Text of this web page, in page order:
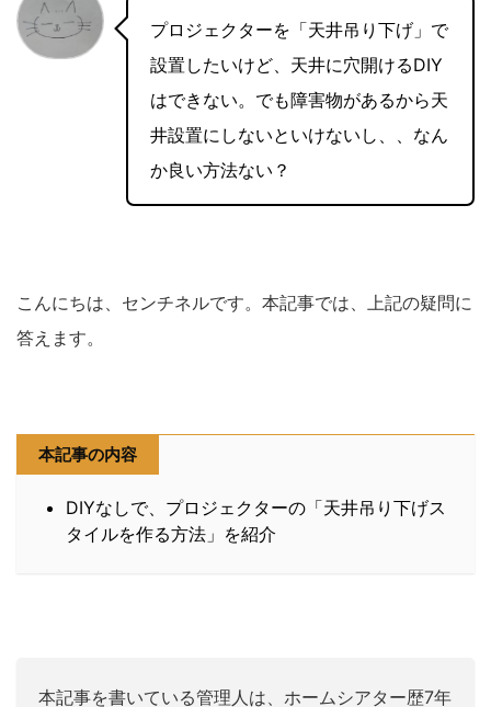
プロジェクターを「天井吊り下げ」で
設置したいけど、天井に穴開けるDIY
はできない。でも障害物があるから天
井設置にしないといけないし、、なん
か良い方法ない？
こんにちは、センチネルです。本記事では、上記の疑問に
答えます。
本記事の内容
DIYなしで、プロジェクターの「天井吊り下げス
タイルを作る方法」を紹介
本記事を書いている管理人は、ホームシアター歴7年